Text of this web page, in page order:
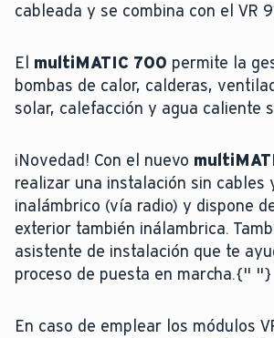
cableada y se combina con el VR
El multiMATIC 700 permite la
bombas de calor, calderas,
solar, calefacción y agua caliente
¡Novedad! Con el nuevo
realizar una instalación sin cables
inalámbrico (vía radio) y dispone
exterior también inálambrica.
asistente de instalación que te
proceso de puesta en marcha.{" "}
En caso de emplear los módulos